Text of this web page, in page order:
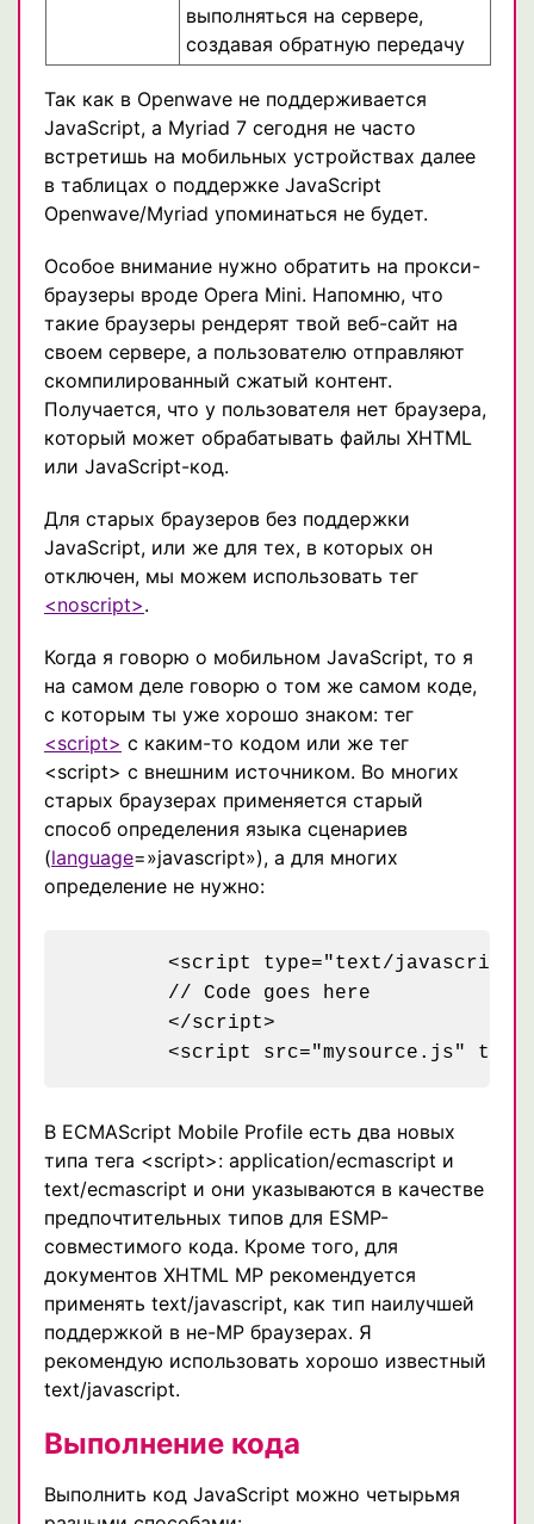
выполняться на сервере,
создавая обратную передачу
Так как в Openwave не поддерживается
JavaScript, а Myriad 7 сегодня не часто
встретишь на мобильных устройствах далее
в таблицах о поддержке JavaScript
Openwave/Myriad упоминаться не будет.
Особое внимание нужно обратить на прокси-
браузеры вроде Opera Mini. Напомню, что
такие браузеры рендерят твой веб-сайт на
своем сервере, а пользователю отправляют
скомпилированный сжатый контент.
Получается, что у пользователя нет браузера,
который может обрабатывать файлы XHTML
или JavaScript-код.
Для старых браузеров без поддержки
JavaScript, или же для тех, в которых он
отключен, мы можем использовать тег
<noscript>.
Когда я говорю о мобильном JavaScript, то я
на самом деле говорю о том же самом коде,
с которым ты уже хорошо знаком: тег
<script> с каким-то кодом или же тег
<script> с внешним источником. Во многих
старых браузерах применяется старый
способ определения языка сценариев
(language=»javascript»), а для многих
определение не нужно:
В ECMAScript Mobile Profile есть два новых
типа тега <script>: application/ecmascript и
text/ecmascript и они указываются в качестве
предпочтительных типов для ESMP-
совместимого кода. Кроме того, для
документов XHTML MP рекомендуется
применять text/javascript, как тип наилучшей
поддержкой в не-MP браузерах. Я
рекомендую использовать хорошо известный
text/javascript.
Выполнение кода
Выполнить код JavaScript можно четырьмя